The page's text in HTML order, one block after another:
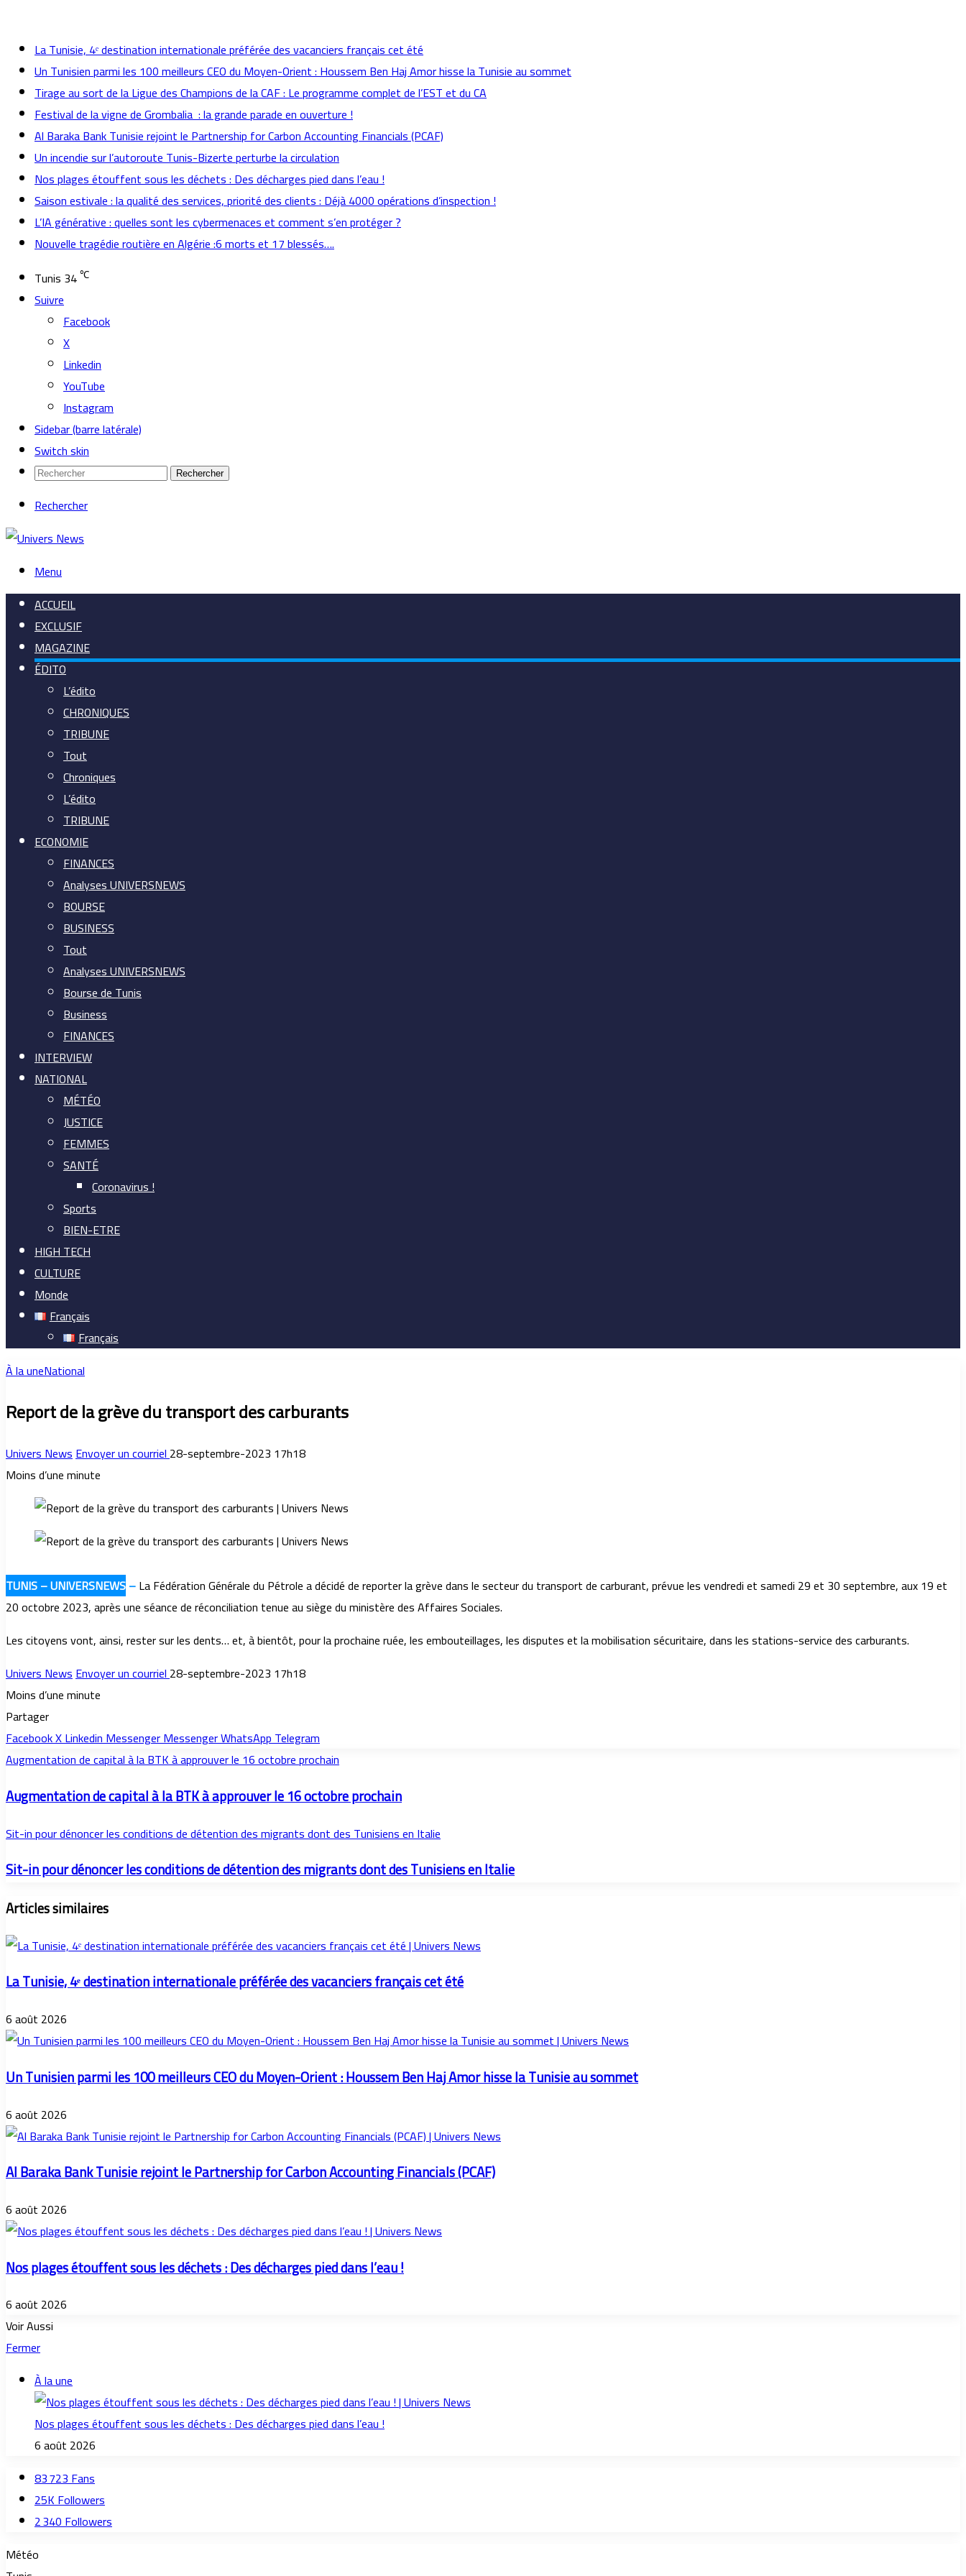
La Tunisie, 4ᵉ destination internationale préférée des vacanciers français cet été
Un Tunisien parmi les 100 meilleurs CEO du Moyen-Orient : Houssem Ben Haj Amor hisse la Tunisie au sommet
Tirage au sort de la Ligue des Champions de la CAF : Le programme complet de l’EST et du CA
Festival de la vigne de Grombalia : la grande parade en ouverture !
Al Baraka Bank Tunisie rejoint le Partnership for Carbon Accounting Financials (PCAF)
Un incendie sur l’autoroute Tunis-Bizerte perturbe la circulation
Nos plages étouffent sous les déchets : Des décharges pied dans l’eau !
Saison estivale : la qualité des services, priorité des clients : Déjà 4000 opérations d’inspection !
L’IA générative : quelles sont les cybermenaces et comment s’en protéger ?
Nouvelle tragédie routière en Algérie :6 morts et 17 blessés….
Tunis 34℃
Suivre
Facebook
X
Linkedin
YouTube
Instagram
Sidebar (barre latérale)
Switch skin
Rechercher
Rechercher
Menu
ACCUEIL
EXCLUSIF
MAGAZINE
ÉDITO
L’édito
CHRONIQUES
TRIBUNE
Tout
Chroniques
L’édito
TRIBUNE
ECONOMIE
FINANCES
Analyses UNIVERSNEWS
BOURSE
BUSINESS
Tout
Analyses UNIVERSNEWS
Bourse de Tunis
Business
FINANCES
INTERVIEW
NATIONAL
MÉTÉO
JUSTICE
FEMMES
SANTÉ
Coronavirus !
Sports
BIEN-ETRE
HIGH TECH
CULTURE
Monde
Français
Français
À la uneNational
Report de la grève du transport des carburants
Univers NewsEnvoyer un courriel28-septembre-2023 17h18
Moins d’une minute
TUNIS – UNIVERSNEWS–La Fédération Générale du Pétrole a décidé de reporter la grève dans le secteur du transport de carburant, prévue les vendredi et samedi 29 et 30 septembre, aux 19 et
20 octobre 2023, après une séance de réconciliation tenue au siège du ministère des Affaires Sociales.
Les citoyens vont, ainsi, rester sur les dents… et, à bientôt, pour la prochaine ruée, les embouteillages, les disputes et la mobilisation sécuritaire, dans les stations-service des carburants.
Univers NewsEnvoyer un courriel28-septembre-2023 17h18
Moins d’une minute
Partager
FacebookXLinkedinMessengerMessengerWhatsAppTelegram
Augmentation de capital à la BTK à approuver le 16 octobre prochain
Augmentation de capital à la BTK à approuver le 16 octobre prochain
Sit-in pour dénoncer les conditions de détention des migrants dont des Tunisiens en Italie
Sit-in pour dénoncer les conditions de détention des migrants dont des Tunisiens en Italie
Articles similaires
La Tunisie, 4ᵉ destination internationale préférée des vacanciers français cet été
6 août 2026
Un Tunisien parmi les 100 meilleurs CEO du Moyen-Orient : Houssem Ben Haj Amor hisse la Tunisie au sommet
6 août 2026
Al Baraka Bank Tunisie rejoint le Partnership for Carbon Accounting Financials (PCAF)
6 août 2026
Nos plages étouffent sous les déchets : Des décharges pied dans l’eau !
6 août 2026
Voir Aussi
Fermer
À la une
Nos plages étouffent sous les déchets : Des décharges pied dans l’eau !
6 août 2026
83 723Fans
25KFollowers
2 340Followers
Météo